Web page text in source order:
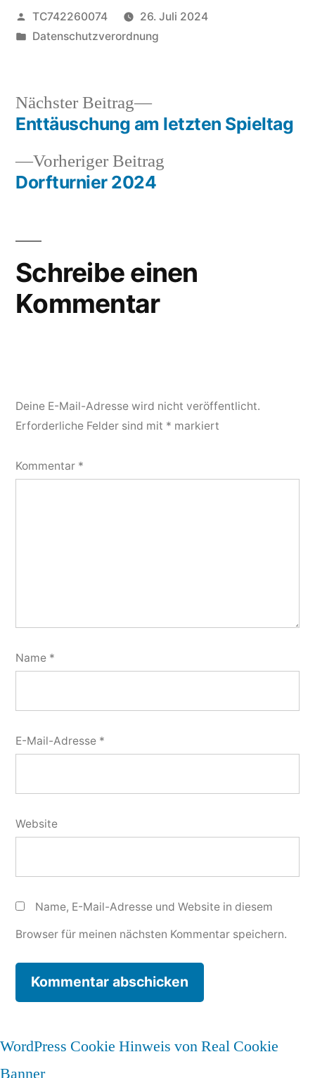
Veröffentlicht
von
TC742260074
26. Juli 2024
Veröffentlicht
Datenschutzverordnung
Beitragsnavigation
Vorheriger Beitrag
Dorfturnier 2024
Nächster Beitrag
Nächster
Beitrag:
Enttäuschung am letzten Spieltag
Schreibe einen
Kommentar
Deine E-Mail-Adresse wird nicht veröffentlicht.
Erforderliche Felder sind mit * markiert
Kommentar *
Name *
E-Mail-Adresse *
Website
Name, E-Mail-Adresse und Website in diesem
Browser für meinen nächsten Kommentar speichern.
WordPress Cookie Hinweis von Real Cookie
Banner